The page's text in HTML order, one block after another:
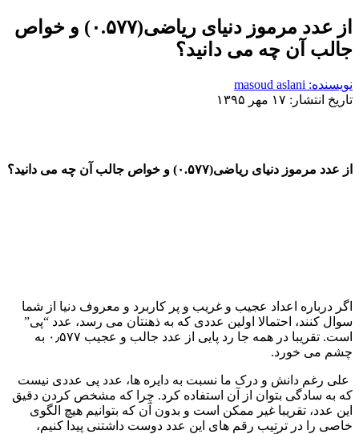
از عدد مرموز دنیای ریاضی(۰.۵۷۷) و خواص
جالب آن چه می دانید؟
نویسنده: masoud aslani
تاریخ انتشار: ۱۷ مهر ۱۳۹۵
از عدد مرموز دنیای ریاضی(۰.۵۷۷) و خواص جالب آن چه می دانید؟
اگر درباره اعداد عجیب و غریب و پر کاربرد و معروف دنیا از شما
سوال کنند، احتمالا اولین عددی که به ذهنتان می رسد، عدد “پی”
است. تقریبا در همه جا رد پایی از عدد جالب و عجیب ۰٫۵۷۷ به
چشم می خورد.
علی رغم دانش و درک ما نسبت به دایره ها، عدد پی عددی نیست
که به سادگی بتوان از آن استفاده کرد. چرا که مشخص کردن دقیق
این عدد، تقریبا غیر ممکن است و بدون آن که بتوانیم هیچ الگوی
خاصی را در ترتیب رقم های این عدد دوست داشتنی پیدا کنیم،